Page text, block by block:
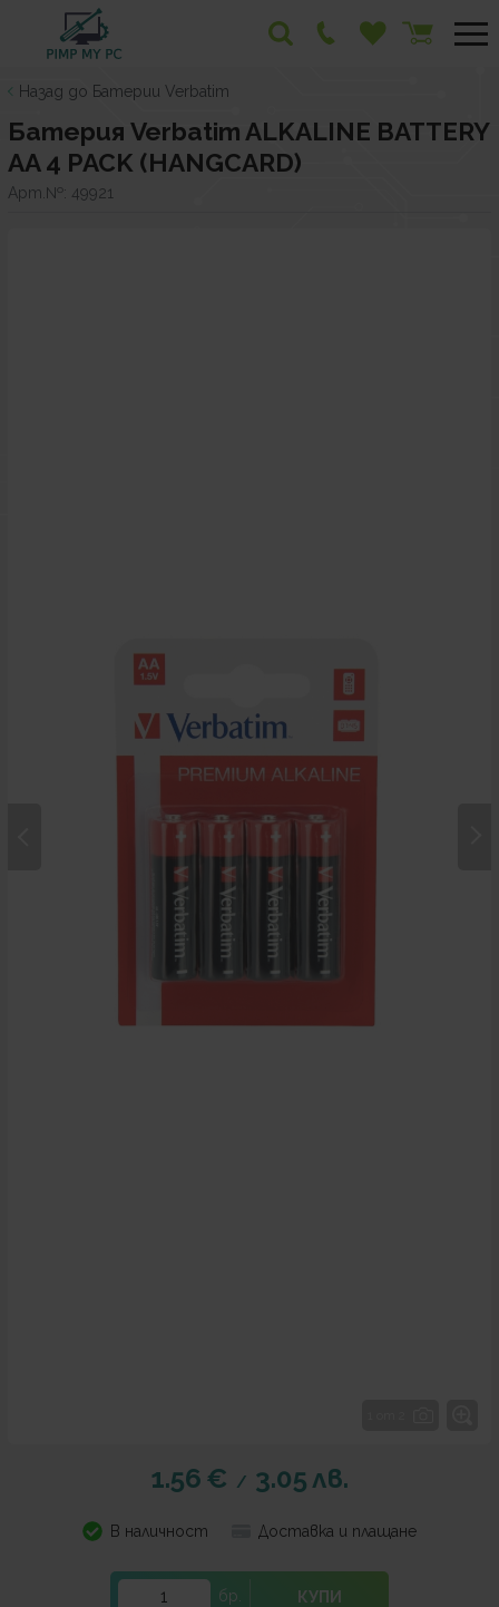
Назад до Батерии Verbatim
Батерия Verbatim ALKALINE BATTERY
AA 4 PACK (HANGCARD)
Арт.№: 49921
1.56 € / 3.05лв.
В наличност Доставка и плащане
бр. КУПИ